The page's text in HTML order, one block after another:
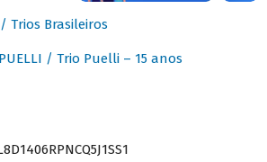
/ Trios Brasileiros
/ Trio Puelli – 15 anos